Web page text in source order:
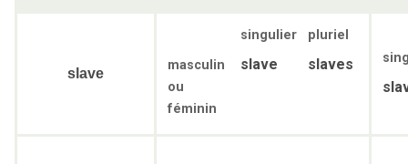
slave
singulier
pluriel
masculin
ou
féminin
slave slaves